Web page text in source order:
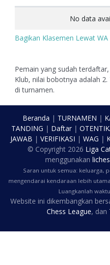
No data
Bagikan Klasemen Lewat WA
Pemain yang sudah
Klub, nilai bobotnya adalah
di turnamen.
Beranda | TURNAMEN |
TANDING | Daftar|
JAWAB | VERIFIKASI | WAG |
© Copyright 2026 Liga
menggunakan
Saran untuk semua: keluarga,
mengendarai kendaraan lebih
Luangkanlah
Website ini dikembangkan
Chess League, dan